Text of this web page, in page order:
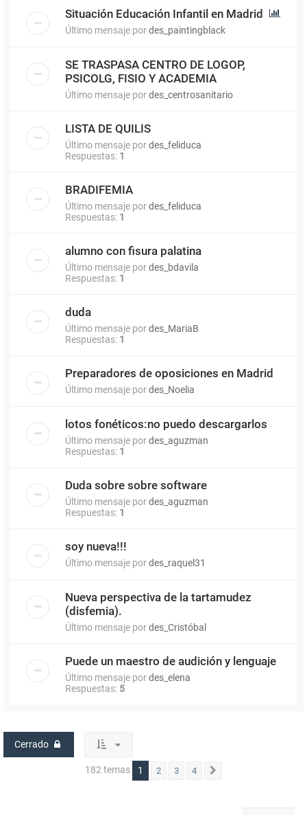
Situación Educación Infantil en Madrid
Último mensaje pordes_paintingblack
SE TRASPASA CENTRO DE LOGOP,
PSICOLG, FISIO Y ACADEMIA
Último mensaje pordes_centrosanitario
LISTA DE QUILIS
Último mensaje pordes_feliduca
Respuestas: 1
BRADIFEMIA
Último mensaje pordes_feliduca
Respuestas: 1
alumno con fisura palatina
Último mensaje pordes_bdavila
Respuestas: 1
duda
Último mensaje pordes_MariaB
Respuestas: 1
Preparadores de oposiciones en Madrid
Último mensaje pordes_Noelia
lotos fonéticos:no puedo descargarlos
Último mensaje pordes_aguzman
Respuestas: 1
Duda sobre sobre software
Último mensaje pordes_aguzman
Respuestas: 1
soy nueva!!!
Último mensaje pordes_raquel31
Nueva perspectiva de la tartamudez
(disfemia).
Último mensaje pordes_Cristóbal
Puede un maestro de audición y lenguaje
Último mensaje pordes_elena
Respuestas: 5
Cerrado
182 temas 1 2 3 4